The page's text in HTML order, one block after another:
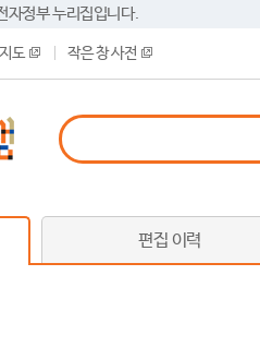
자정부 누리집입니다.
도 작은 창 사전
편집 이력